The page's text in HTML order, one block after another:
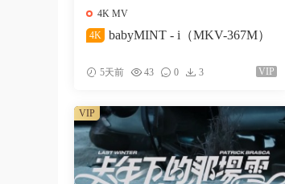
4K MV
4K
babyMINT - i（MKV-367M）
5天前 43 0 3 VIP
VIP